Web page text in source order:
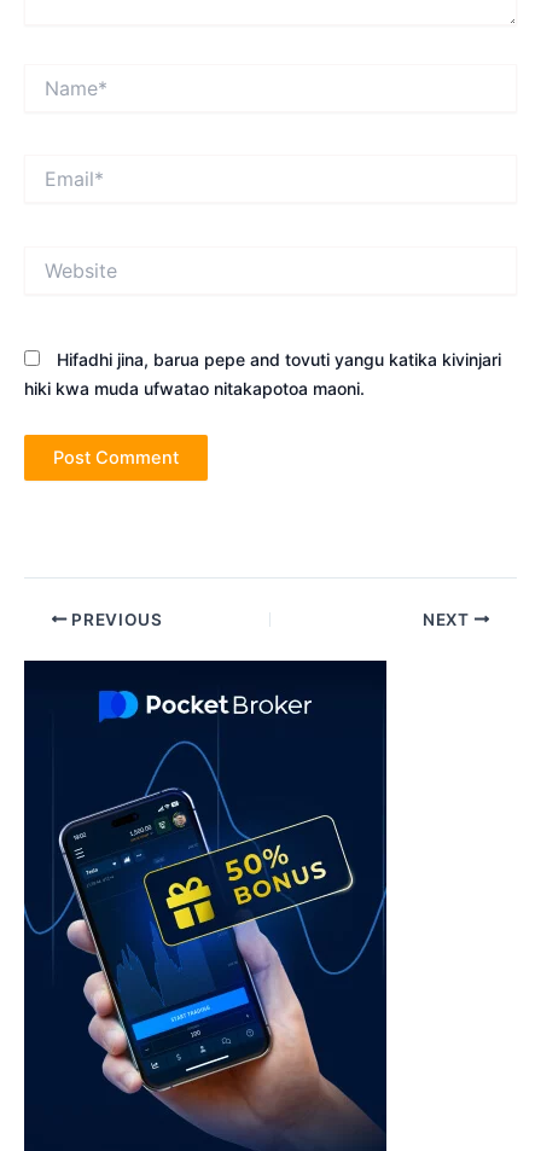
Hifadhi jina, barua pepe and tovuti yangu katika kivinjari
hiki kwa muda ufwatao nitakapotoa maoni.
Post PREVIOUS NEXT